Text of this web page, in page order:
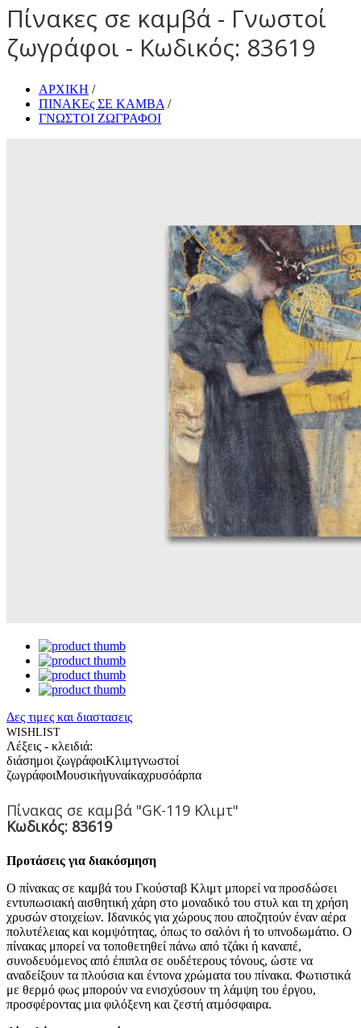
Πίνακες σε καμβά - Γνωστοί
ζωγράφοι - Κωδικός: 83619
ΑΡΧΙΚΗ /
ΠΙΝΑΚΕς ΣΕ ΚΑΜΒΑ /
ΓΝΩΣΤΟΙ ΖΩΓΡΑΦΟΙ
Δες τιμες και διαστασεις
WISHLIST
Λέξεις - κλειδιά:
διάσημοι ζωγράφοιΚλιμτγνωστοί
ζωγράφοιΜουσικήγυναίκαχρυσόάρπα
Πίνακας σε καμβά "GK-119 Κλιμτ"
Κωδικός: 83619
Προτάσεις για διακόσμηση
Ο πίνακας σε καμβά του Γκούσταβ Κλιμτ μπορεί να προσδώσει
εντυπωσιακή αισθητική χάρη στο μοναδικό του στυλ και τη χρήση
χρυσών στοιχείων. Ιδανικός για χώρους που αποζητούν έναν αέρα
πολυτέλειας και κομψότητας, όπως το σαλόνι ή το υπνοδωμάτιο. Ο
πίνακας μπορεί να τοποθετηθεί πάνω από τζάκι ή καναπέ,
συνοδευόμενος από έπιπλα σε ουδέτερους τόνους, ώστε να
αναδείξουν τα πλούσια και έντονα χρώματα του πίνακα. Φωτιστικά
με θερμό φως μπορούν να ενισχύσουν τη λάμψη του έργου,
προσφέροντας μια φιλόξενη και ζεστή ατμόσφαιρα.